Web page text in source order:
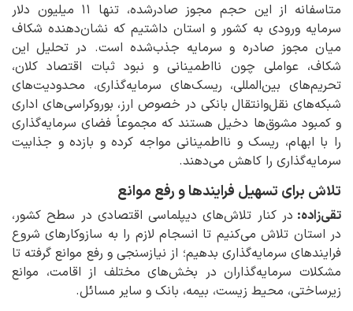
متاسفانه از این حجم مجوز صادرشده، تنها ۱۱ میلیون دلار
سرمایه ورودی به کشور و استان داشتیم که نشان‌دهنده شکاف
میان مجوز صادره و سرمایه جذب‌شده است. در تحلیل این
شکاف، عواملی چون نااطمینانی و نبود ثبات اقتصاد کلان،
تحریم‌های بین‌المللی، ریسک‌های سرمایه‌گذاری، محدودیت‌های
شبکه‌های نقل‌وانتقال بانکی در خصوص ارز، بوروکراسی‌های اداری
و کمبود مشوق‌ها دخیل هستند که مجموعاً فضای سرمایه‌گذاری
را با ابهام، ریسک و نااطمینانی مواجه کرده و بازده و جذابیت
سرمایه‌گذاری را کاهش می‌دهند.
تلاش برای تسهیل فرایندها و رفع موانع
تقی‌زاده: در کنار تلاش‌های دیپلماسی اقتصادی در سطح کشور،
در استان تلاش می‌کنیم تا انسجام لازم را به سازوکارهای شروع
فرایندهای سرمایه‌گذاری بدهیم؛ از نیازسنجی و رفع موانع گرفته تا
مشکلات سرمایه‌گذاران در بخش‌های مختلف از اقامت، موانع
زیرساختی، محیط زیست، بیمه، بانک و سایر مسائل.